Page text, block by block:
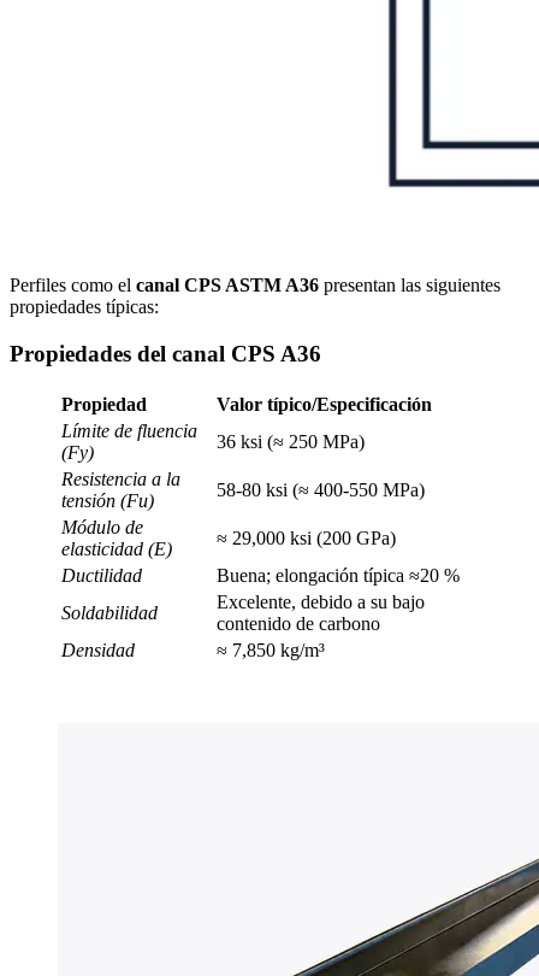
Perfiles como el canal CPS ASTM A36 presentan las siguientes
propiedades típicas:
Propiedades del canal CPS A36
Propiedad
Valor típico/Especificación
Límite de fluencia
(Fy)
36 ksi (≈ 250 MPa)
Resistencia a la
tensión (Fu)
58-80 ksi (≈ 400-550 MPa)
Módulo de
elasticidad (E)
≈ 29,000 ksi (200 GPa)
Ductilidad
Buena; elongación típica ≈20 %
Soldabilidad
Excelente, debido a su bajo
contenido de carbono
Densidad
≈ 7,850 kg/m³